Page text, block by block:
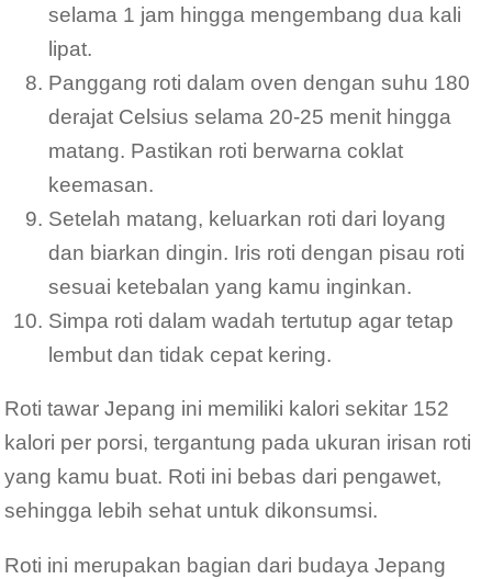
selama 1 jam hingga mengembang dua kali
lipat.
Panggang roti dalam oven dengan suhu 180
derajat Celsius selama 20-25 menit hingga
matang. Pastikan roti berwarna coklat
keemasan.
Setelah matang, keluarkan roti dari loyang
dan biarkan dingin. Iris roti dengan pisau roti
sesuai ketebalan yang kamu inginkan.
Simpa roti dalam wadah tertutup agar tetap
lembut dan tidak cepat kering.
Roti tawar Jepang ini memiliki kalori sekitar 152
kalori per porsi, tergantung pada ukuran irisan roti
yang kamu buat. Roti ini bebas dari pengawet,
sehingga lebih sehat untuk dikonsumsi.
Roti ini merupakan bagian dari budaya Jepang